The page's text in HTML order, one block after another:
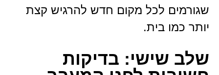
שגורמים לכל מקום חדש להרגיש קצת
יותר כמו בית.
שלב שישי: בדיקות